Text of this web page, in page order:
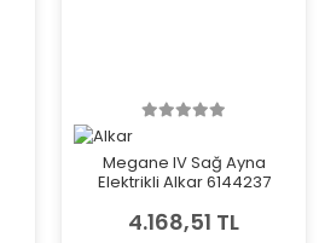
Megane IV Sağ Ayna
Elektrikli Alkar 6144237
4.168,51 TL